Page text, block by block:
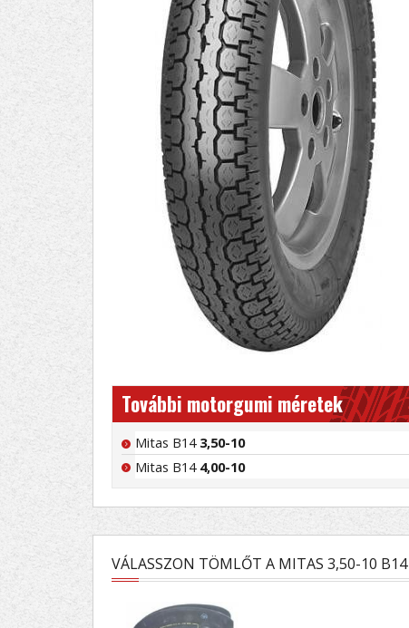
További motorgumi méretek
Mitas B14 3,50-10
Mitas B14 4,00-10
VÁLASSZON TÖMLŐT A MITAS 3,50-10